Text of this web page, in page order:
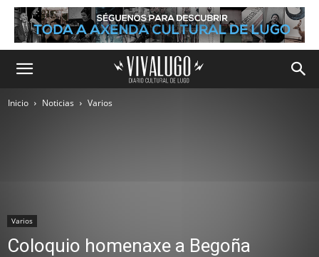
Inicio Noticias Varios
Varios
Coloquio homenaxe a Begoña